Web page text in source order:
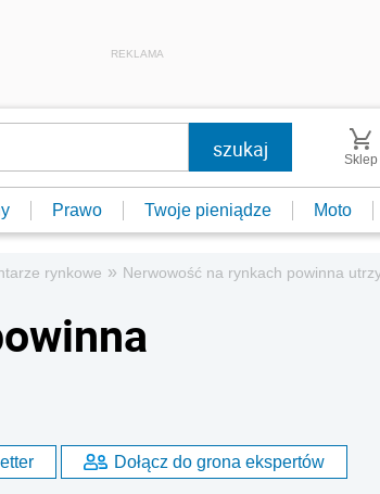
REKLAMA
Sklep
Prawo Twoje pieniądze Moto
rynkowe » Nerwowość na rynkach powinna
Dołącz do grona ekspertów